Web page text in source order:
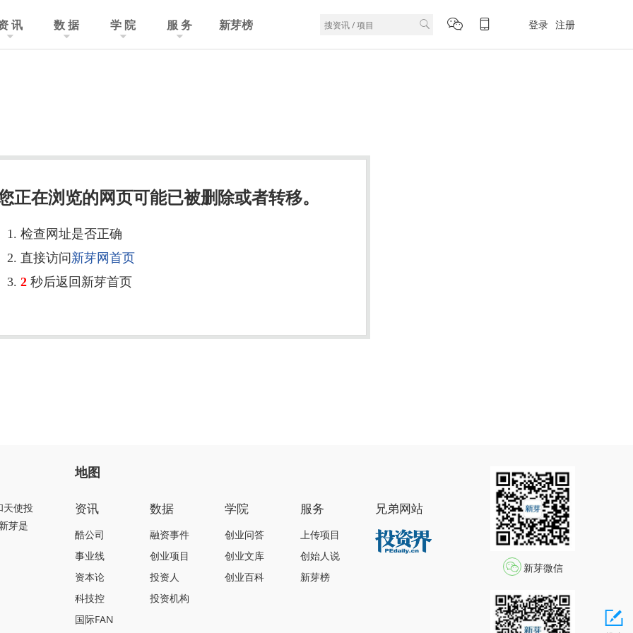
讯 数 据 学 院 服 务 新芽榜 登录 注册
正在浏览的网页可能已被删除或者转移。
1. 检查网址是否正确
2. 直接访问 新芽网首页
3. 2 秒后返回新芽首页
天使投
芽是
地图
资讯
酷公司
事业线
资本论
科技控
国际FAN
数据
融资事件
创业项目
投资人
投资机构
学院
创业问答
创业文库
创业百科
服务
上传项目
创始人说
新芽榜
兄弟网站
新芽微信